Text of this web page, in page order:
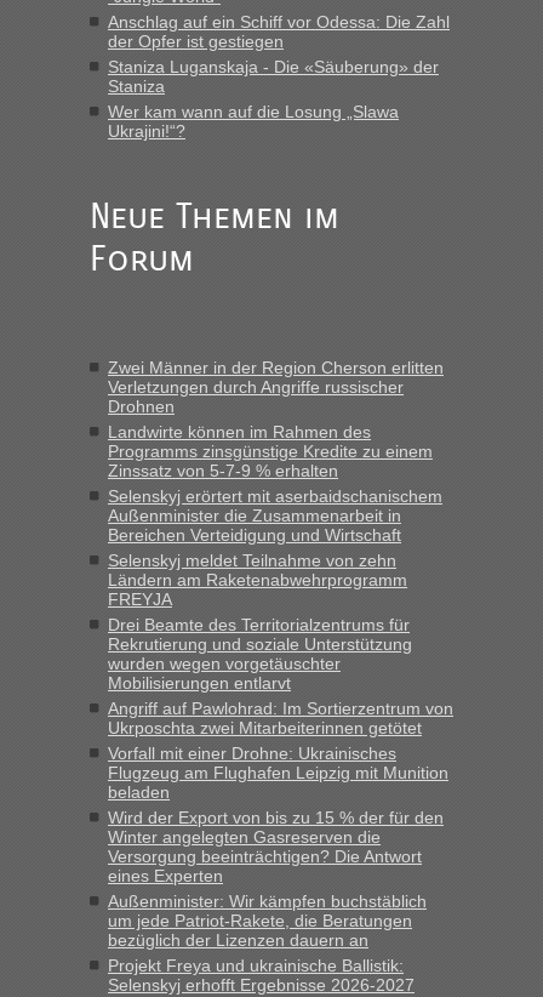
Recht, Visa und Dokumente • Re: Deklaration
gebrauchter Kleidung beim Zoll
„Vielen Dank, mit einem Briefchen meiner Frau im Gepäck
gab es keine Probleme“
fast 11 Milliarden aufgedeckt
„Am besten wäre natürlich, wenn die Frau mit dabei ist.
Alleinreisende Männer stehen schließlich immer unter
Milliarden aufgedeckt
„Kein Zoll. Du musst an sich nur sagen dass das privat ist
und du nicht damit handeln willst. So lange das nicht
Originalverpackt ist und ersichlich das nicht neu sollte es
keine Probleme geben“
Recht, Visa und Dokumente • Deklaration
gebrauchter Kleidung beim Zoll
„Hallo Leute, ich weiß nicht, ob ich hier richtig bin mit meiner
Anfrage. Ich möchte 4 Umzugskartons mit gebrauchter
Straßen Kleidung bei der Einreise in die Ukraine
mitnehmen. Es ist gebrauchte Kleidung...“
Berichte und Reisetipps • Re: An welchem
Grenzübergang zwischen Polen und der Ukraine geht es am
schnellsten?
„Wir sind mit unserem Wohnmobil, wie geplant am Montag
15.6. in Krakovets rüber. Sehr zeitig los gegen 5 Uhr in der
Früh. Mit sehr sehr wenig Verkehr, super bis zur Grenze. Nur
8 PKW vor der Schranke....“
inBerichte und Reisetipps • Re: An welchem
Grenzübergang zwischen Polen und der Ukraine geht es am
schnellsten?
„Gestern 6 Stunden warten vor der Grenze Richtung Polen
Anschlag auf ein Schiff vor Odessa: Die Zahl
der Opfer ist gestiegen
Staniza Luganskaja - Die «Säuberung» der
Staniza
Wer kam wann auf die Losung „Slawa
Ukrajini!“?
Neue Themen im
Forum
Zwei Männer in der Region Cherson erlitten
Verletzungen durch Angriffe russischer
Drohnen
Landwirte können im Rahmen des
Programms zinsgünstige Kredite zu einem
Zinssatz von 5-7-9 % erhalten
Selenskyj erörtert mit aserbaidschanischem
Außenminister die Zusammenarbeit in
Bereichen Verteidigung und Wirtschaft
Selenskyj meldet Teilnahme von zehn
Ländern am Raketenabwehrprogramm
FREYJA
Drei Beamte des Territorialzentrums für
Rekrutierung und soziale Unterstützung
wurden wegen vorgetäuschter
Mobilisierungen entlarvt
Angriff auf Pawlohrad: Im Sortierzentrum von
Ukrposchta zwei Mitarbeiterinnen getötet
Vorfall mit einer Drohne: Ukrainisches
Flugzeug am Flughafen Leipzig mit Munition
beladen
Wird der Export von bis zu 15 % der für den
Winter angelegten Gasreserven die
Versorgung beeinträchtigen? Die Antwort
eines Experten
Außenminister: Wir kämpfen buchstäblich
um jede Patriot-Rakete, die Beratungen
bezüglich der Lizenzen dauern an
Projekt Freya und ukrainische Ballistik:
Selenskyj erhofft Ergebnisse 2026-2027